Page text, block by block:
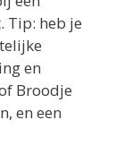
heb je
en
Broodje
en een